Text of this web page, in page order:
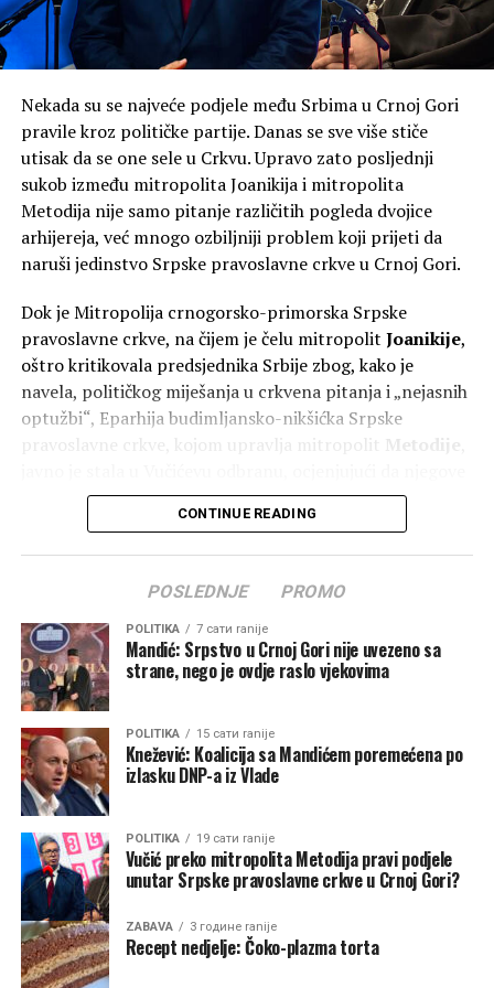
Knežević ne isključuje mogućnost da po izborima 2027.
godine bude formirana Vlada čiji će predsjednik biti on.
formirali Vladu bez ovih koji hoće da nas šalju kod
Satlera, prva odluka koju ću donijeti kao premijer biće
otpriznavanje Kosova. Kao premijer. Gdje bi im bio kraj
da sam ja bio premijer i od 2023, ja znam da štitim
nacionalne interese”, poručio je on.
Nekada su se najveće podjele među Srbima u Crnoj Gori
pravile kroz političke partije. Danas se sve više stiče
utisak da se one sele u Crkvu. Upravo zato posljednji
sukob između mitropolita Joanikija i mitropolita
Metodija nije samo pitanje različitih pogleda dvojice
arhijereja, već mnogo ozbiljniji problem koji prijeti da
naruši jedinstvo Srpske pravoslavne crkve u Crnoj Gori.
Dok je Mitropolija crnogorsko-primorska Srpske
pravoslavne crkve, na čijem je čelu mitropolit Joanikije,
oštro kritikovala predsjednika Srbije zbog, kako je
navela, političkog miješanja u crkvena pitanja i „nejasnih
optužbi“, Eparhija budimljansko-nikšićka Srpske
pravoslavne crkve, kojom upravlja mitropolit
Metodije
poruke doprinose očuvanju jedinstva Srpske pravoslavne
posjete Republici Srpskoj, gdje je govorio o položaju
Srba u regionu, litijama u Crnoj Gori i, kako je rekao,
pokušajima da se oslabi jedinstvo SPC.
Sve više izgleda da se kroz crkvene autoritete vodi
politički obračun u kojem je predsjednik Srbije
Aleksandar Vučić postao nezaobilazan faktor.
Mitropolit Metodije posljednjih mjeseci sve češće izlazi iz
okvira isključivo crkvenih tema. Njegovi govori i javni
nastupi nerijetko zadiru duboko u politička pitanja,
ostavljajući utisak da se ne obraća samo vjernicima, već i
biračkom tijelu. Time se neminovno otvara pitanje gdje
prestaje pastirska služba, a počinje politički angažman.
Ako je zadatak jednog mitropolita da čuva jedinstvo
CONTINUE READING
POSLEDNJE PROMO
POLITIKA 7 сати ranije
Mandić: Srpstvo u Crnoj Gori nije uvezeno sa
strane, nego je ovdje raslo vjekovima
POLITIKA 15 сати ranije
Knežević: Koalicija sa Mandićem poremećena po
izlasku DNP-a iz Vlade
POLITIKA 19 сати ranije
Vučić preko mitropolita Metodija pravi podjele
unutar Srpske pravoslavne crkve u Crnoj Gori?
ZABAVA 3 године ranije
Recept nedjelje: Čoko-plazma torta